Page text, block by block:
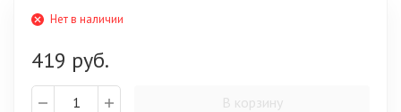
Нет в наличии
419 руб.
В корзину